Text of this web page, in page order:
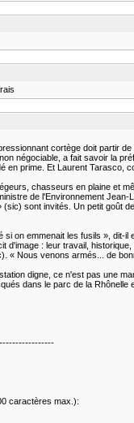
cortège doit partir
négociable, a fait savoir la
en prime. Et Laurent
chasseurs en plaine et
de l'Environnement
sont invités. Un petit goût
on emmenait les fusils », dit-
d'image : leur travail,
« Nous venons armés... de
digne, ce n'est pas une
dans le parc de la
caractères max.):